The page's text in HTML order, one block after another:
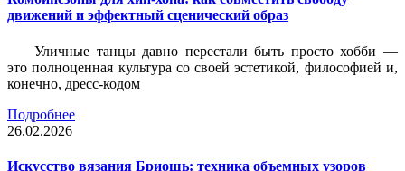
движений и эффектный сценический образ
Уличные танцы давно перестали быть просто хобби —
это полноценная культура со своей эстетикой, философией и,
конечно, дресс-кодом
Подробнее
26.02.2026
Искусство вязания Бриошь: техника объемных узоров